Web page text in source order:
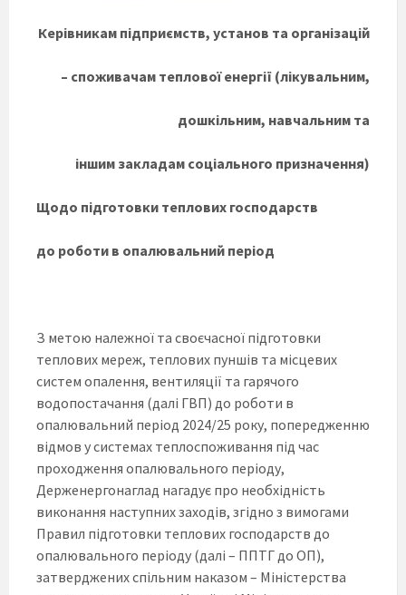
Керівникам підприємств, установ та організацій
– споживачам теплової енергії (лікувальним,
дошкільним, навчальним та
іншим закладам соціального призначення)
Щодо підготовки теплових господарств
до роботи в опалювальний період
З метою належної та своєчасної підготовки
теплових мереж, теплових пуншів та місцевих
систем опалення, вентиляції та гарячого
водопостачання (далі ГВП) до роботи в
опалювальний період 2024/25 року, попередженню
відмов у системах теплоспоживання під час
проходження опалювального періоду,
Держенергонаглад нагадує про необхідність
виконання наступних заходів, згідно з вимогами
Правил підготовки теплових господарств до
опалювального періоду (далі – ППТГ до ОП),
затверджених спільним наказом – Міністерства